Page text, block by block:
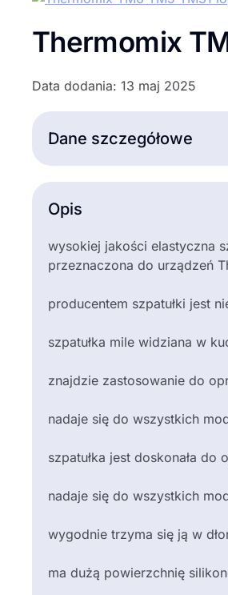
Thermomix
Data dodania: 13 maj 2025
Dane szczegółowe
Opis
wysokiej jakości elastyczna
przeznaczona do urządzeń
producentem szpatułki jest
szpatułka mile widziana w
znajdzie zastosowanie do
nadaje się do wszystkich
szpatułka jest doskonała
nadaje się do wszystkich
wygodnie trzyma się ją w
ma dużą powierzchnię